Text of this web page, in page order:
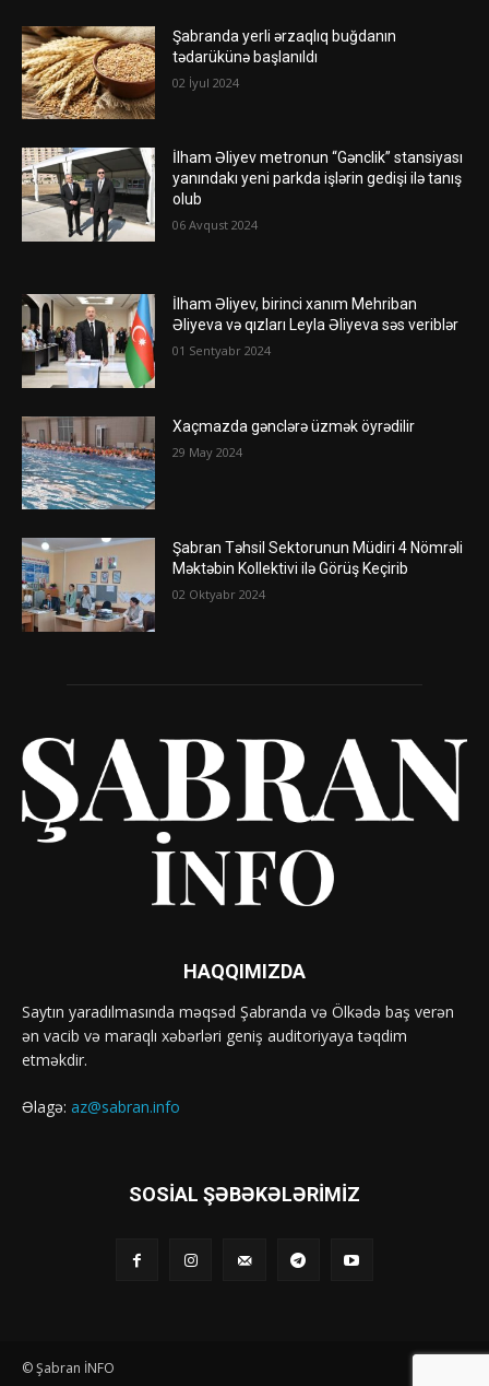
Şabranda yerli ərzaqlıq buğdanın
tədarükünə başlanıldı
02 İyul 2024
İlham Əliyev metronun “Gənclik” stansiyası
yanındakı yeni parkda işlərin gedişi ilə tanış
olub
06 Avqust 2024
İlham Əliyev, birinci xanım Mehriban
Əliyeva və qızları Leyla Əliyeva səs veriblər
01 Sentyabr 2024
Xaçmazda gənclərə üzmək öyrədilir
29 May 2024
Şabran Təhsil Sektorunun Müdiri 4 Nömrəli
Məktəbin Kollektivi ilə Görüş Keçirib
02 Oktyabr 2024
HAQQIMIZDA
Saytın yaradılmasında məqsəd Şabranda və Ölkədə baş verən
ən vacib və maraqlı xəbərləri geniş auditoriyaya təqdim
etməkdir.
Əlagə: az@sabran.info
SOSIAL ŞƏBƏKƏLƏRIMIZ
© Şabran İNFO